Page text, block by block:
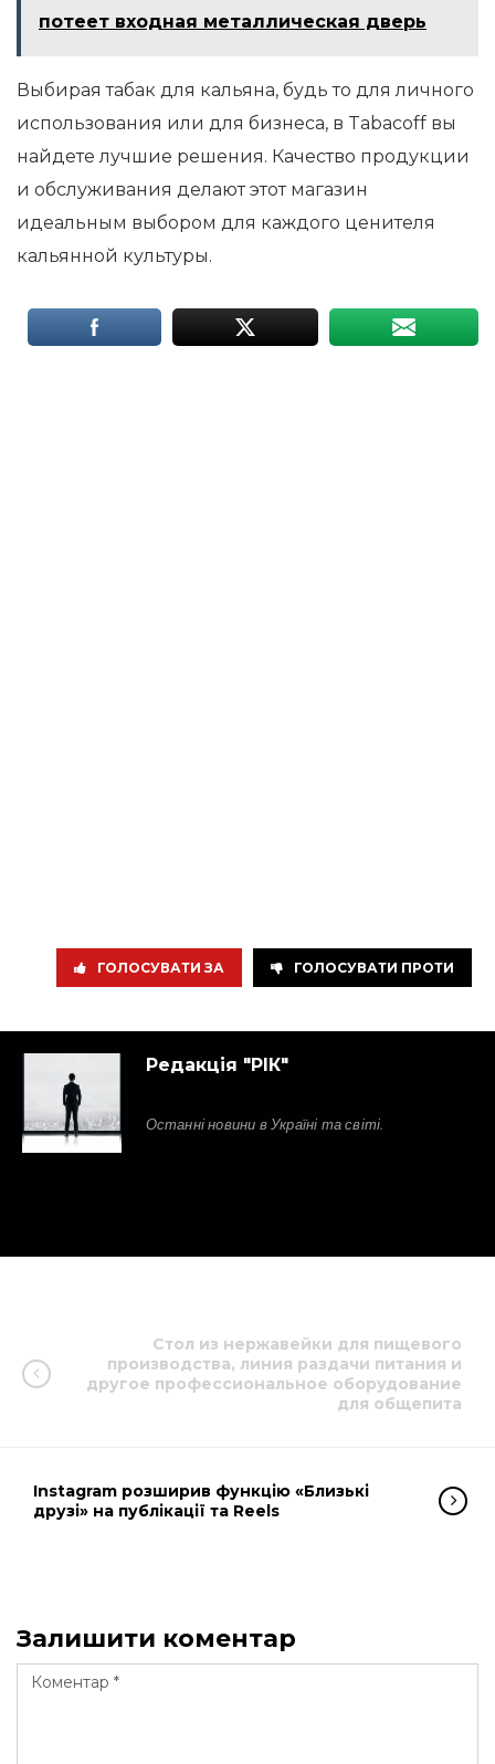
потеет входная металлическая дверь
Выбирая табак для кальяна, будь то для личного
использования или для бизнеса, в Tabacoff вы
найдете лучшие решения. Качество продукции
и обслуживания делают этот магазин
идеальным выбором для каждого ценителя
кальянной культуры.
ГОЛОСУВАТИ ЗА ГОЛОСУВАТИ ПРОТИ
Редакція "РІК"
Останні новини в Україні та світі.
Стол из нержавейки для пищевого
производства, линия раздачи питания и
другое профессиональное оборудование
для общепита
Instagram розширив функцію «Близькі
друзі» на публікації та Reels
Залишити коментар